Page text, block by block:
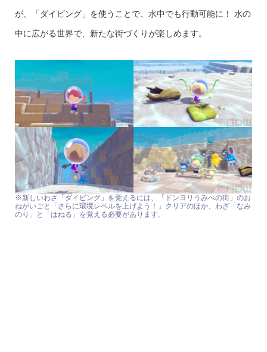
が、「ダイビング」を使うことで、水中でも行動可能に！ 水の
中に広がる世界で、新たな街づくりが楽しめます。
※新しいわざ「ダイビング」を覚えるには、「ドンヨリうみべの街」のお
ねがいごと「さらに環境レベルを上げよう！」クリアのほか、わざ「なみ
のり」と「はねる」を覚える必要があります。